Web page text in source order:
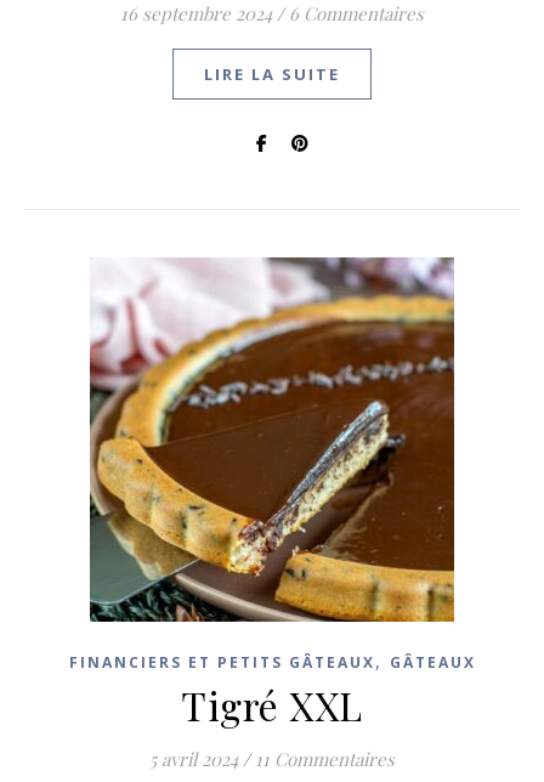
16 septembre 2024 / 6 Commentaires
LIRE LA SUITE
FINANCIERS ET PETITS GÂTEAUX, GÂTEAUX
Tigré XXL
5 avril 2024 / 11 Commentaires